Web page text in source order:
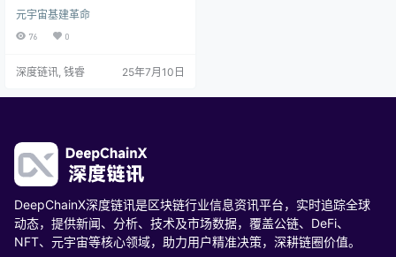
渴求！华为、小米等智能穿戴设备
数据揭示，元宇宙健身正借NFT奖
“运动+音乐+NFT”跨界模式，正以
FT市场潜力初显，运动品牌纷纷布
身未来市场规模将达千亿美元，NF
T奖励机制贡献超四…
元宇宙基建革命
76 0
深度链讯, 钱睿 25年7月10日
DeepChainX深度链讯是区块链行业信息资讯平台，实时追踪全球
动态，提供新闻、分析、技术及市场数据，覆盖公链、DeFi、
NFT、元宇宙等核心领域，助力用户精准决策，深耕链圈价值。